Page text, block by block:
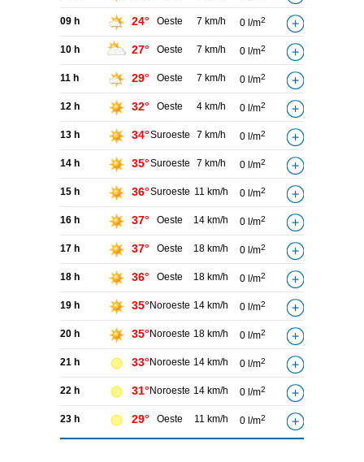
09 h 24° Oeste 7 km/h 0 l/m2
10 h 27° Oeste 7 km/h 0 l/m2
11 h 29° Oeste 7 km/h 0 l/m2
12 h 32° Oeste 4 km/h 0 l/m2
13 h 34°Suroeste 7 km/h 0 l/m2
14 h 35°Suroeste 7 km/h 0 l/m2
15 h 36°Suroeste 11 km/h 0 l/m2
16 h 37° Oeste 14 km/h 0 l/m2
17 h 37° Oeste 18 km/h 0 l/m2
18 h 36° Oeste 18 km/h 0 l/m2
19 h 35° Noroeste 14 km/h 0 l/m2
20 h 35° Noroeste 18 km/h 0 l/m2
21 h 33° Noroeste 14 km/h 0 l/m2
22 h 31° Noroeste 14 km/h 0 l/m2
23 h 29° Oeste 11 km/h 0 l/m2